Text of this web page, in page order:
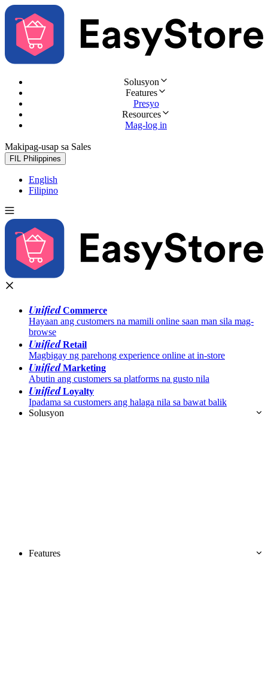
Solusyon
Features
Presyo
Resources
Mag-log in
Makipag-usap sa Sales
FIL Philippines
English
Filipino
UnifiedCommerce
Hayaan ang customers na mamili online saan man sila mag-
browse
UnifiedRetail
Magbigay ng parehong experience online at in-store
UnifiedMarketing
Abutin ang customers sa platforms na gusto nila
UnifiedLoyalty
Ipadama sa customers ang halaga nila sa bawat balik
Solusyon
Features